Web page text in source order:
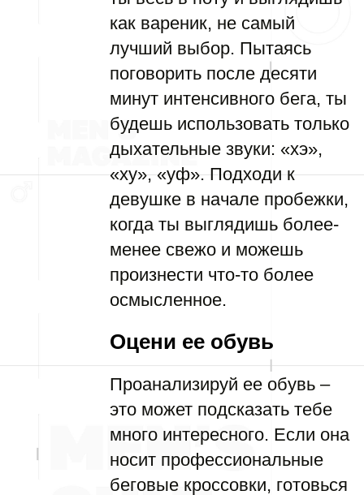
как вареник, не самый
лучший выбор. Пытаясь
поговорить после десяти
минут интенсивного бега, ты
будешь использовать только
дыхательные звуки: «хэ»,
«ху», «уф». Подходи к
девушке в начале пробежки,
когда ты выглядишь более-
менее свежо и можешь
произнести что-то более
осмысленное.
Оцени ее обувь
Проанализируй ее обувь –
это может подсказать тебе
много интересного. Если она
носит профессиональные
беговые кроссовки, готовься